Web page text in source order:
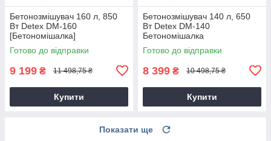
Бетонозмішувач 160 л, 850
Вт Detex DM-160
[Бетономішалка]
Готово до відправки
9 199 ₴ 11 498,75 ₴
Купити
Бетонозмішувач 140 л, 650
Вт Detex DM-140
Бетономішалка
Готово до відправки
8 399 ₴ 10 498,75 ₴
Купити
Показати ще